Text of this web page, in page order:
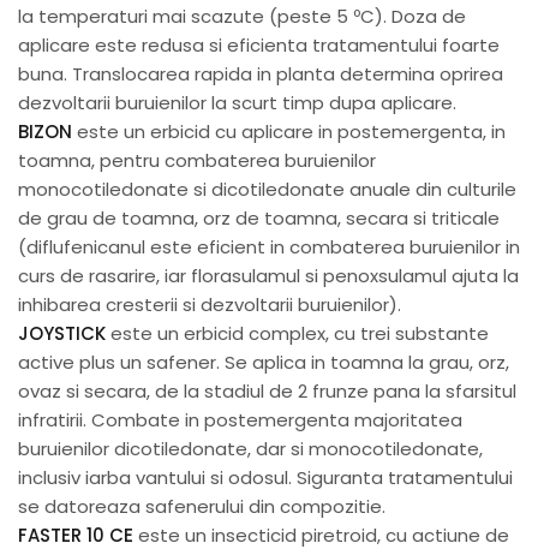
la temperaturi mai scazute (peste 5 ºC). Doza de
aplicare este redusa si eficienta tratamentului foarte
buna. Translocarea rapida in planta determina oprirea
dezvoltarii buruienilor la scurt timp dupa aplicare.
BIZON este un erbicid cu aplicare in postemergenta, in
toamna, pentru combaterea buruienilor
monocotiledonate si dicotiledonate anuale din culturile
de grau de toamna, orz de toamna, secara si triticale
(diflufenicanul este eficient in combaterea buruienilor in
curs de rasarire, iar florasulamul si penoxsulamul ajuta la
inhibarea cresterii si dezvoltarii buruienilor).
JOYSTICKeste un erbicid complex, cu trei substante
active plus un safener. Se aplica in toamna la grau, orz,
ovaz si secara, de la stadiul de 2 frunze pana la sfarsitul
infratirii. Combate in postemergenta majoritatea
buruienilor dicotiledonate, dar si monocotiledonate,
inclusiv iarba vantului si odosul. Siguranta tratamentului
se datoreaza safenerului din compozitie.
FASTER 10 CE este un insecticid piretroid, cu actiune de